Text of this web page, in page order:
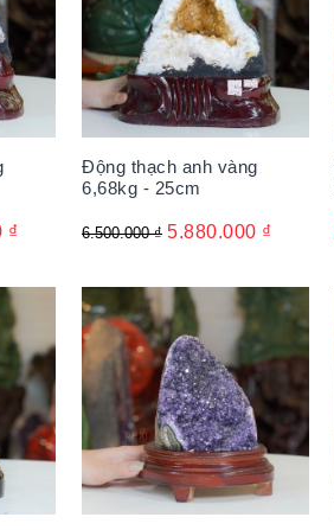
₫
Động thạch anh vàng
6,68kg - 25cm
6.500.000 ₫ 5.880.000 ₫